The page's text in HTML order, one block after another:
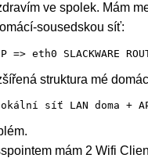
ve spolek. Mám
sousedskou síť:
eth0 SLACKWARE
struktura mé
síť LAN doma +
mám 2 Wifi